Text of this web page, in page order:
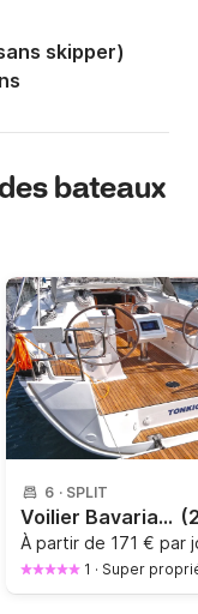
skipper)
bateaux
6 · SPLIT
Voilier Bavaria Bavaria Cruiser 34 9.9m
À partir de 171 € par
1 · Super